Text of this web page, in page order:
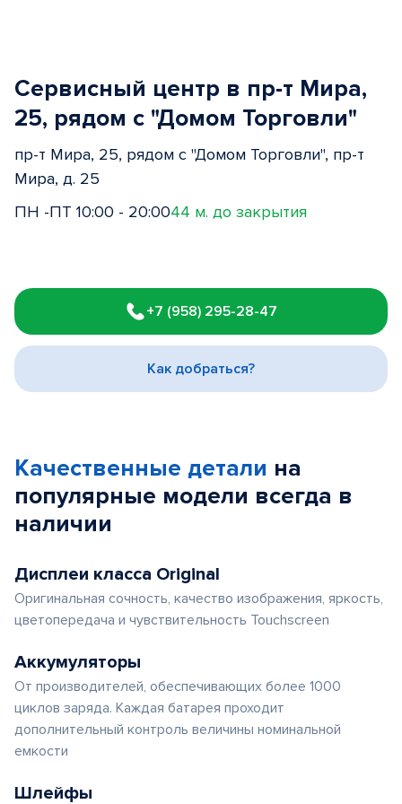
Сервисный центр в пр-т Мира,
25, рядом с "Домом Торговли"
пр-т Мира, 25, рядом с "Домом Торговли", пр-т
Мира, д. 25
ПН -ПТ 10:00 - 20:0044 м. до закрытия
1
of
3
+7 (958) 295-28-47
Как добраться?
Качественные детали на
популярные модели всегда в
наличии
Дисплеи класса Original
Оригинальная сочность, качество изображения, яркость,
цветопередача и чувствительность Touchscreen
Аккумуляторы
От производителей, обеспечивающих более 1000
циклов заряда. Каждая батарея проходит
дополнительный контроль величины номинальной
емкости
Шлейфы